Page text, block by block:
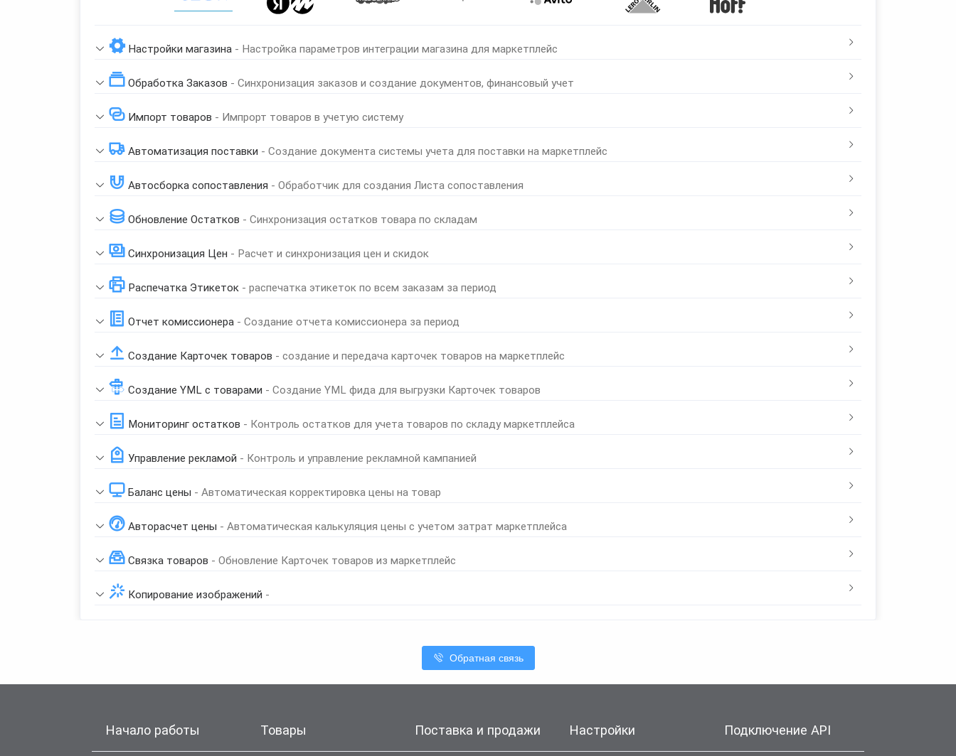
Настройки магазина - Настройка параметров интеграции магазина для маркетплейс
Обработка Заказов - Синхронизация заказов и создание документов, финансовый учет
Импорт товаров - Импрорт товаров в учетую систему
Автоматизация поставки - Создание документа системы учета для поставки на маркетплейс
Автосборка сопоставления - Обработчик для создания Листа сопоставления
Обновление Остатков - Синхронизация остатков товара по складам
Синхронизация Цен - Расчет и синхронизация цен и скидок
Распечатка Этикеток - распечатка этикеток по всем заказам за период
Отчет комиссионера - Создание отчета комиссионера за период
Создание Карточек товаров - создание и передача карточек товаров на маркетплейс
Создание YML с товарами - Создание YML фида для выгрузки Карточек товаров
Мониторинг остатков - Контроль остатков для учета товаров по складу маркетплейса
Управление рекламой - Контроль и управление рекламной кампанией
Баланс цены - Автоматическая корректировка цены на товар
Авторасчет цены - Автоматическая калькуляция цены с учетом затрат маркетплейса
Связка товаров - Обновление Карточек товаров из маркетплейс
Копирование изображений -
Обратная связь
Начало работы Товары Поставка и продажи Настройки Подключение API